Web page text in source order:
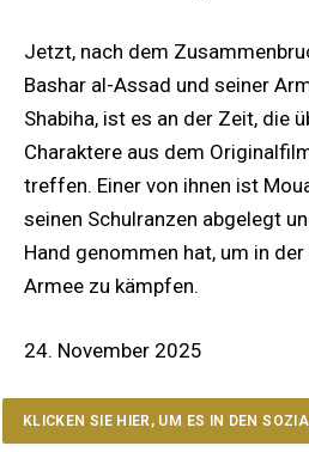
Jetzt, nach dem
Bashar al-Assad und seiner
Shabiha, ist es an der Zeit, die
Charaktere aus dem
treffen. Einer von ihnen ist
seinen Schulranzen abgelegt
Hand genommen hat, um in
Armee zu kämpfen.
24. November 2025
KLICKEN SIE HIER, UM ES IN DEN